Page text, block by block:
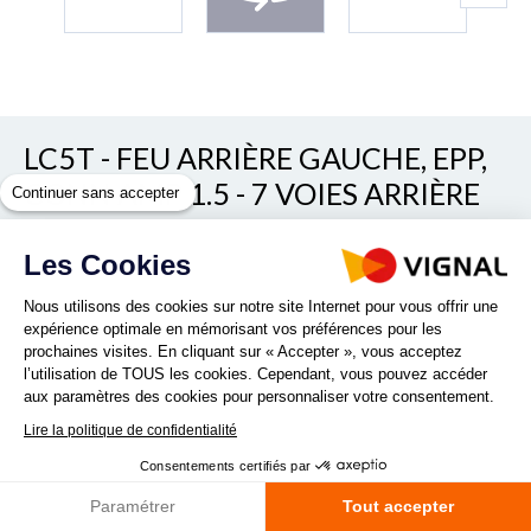
LC5T - FEU ARRIÈRE GAUCHE, EPP,
CONN AMP 1.5 - 7 VOIES ARRIÈRE
REF. 153020 Voir/cacher les autres références
Continuer sans accepter
Les Cookies
Nous utilisons des cookies sur notre site Internet pour vous offrir une
expérience optimale en mémorisant vos préférences pour les
prochaines visites. En cliquant sur « Accepter », vous acceptez
l’utilisation de TOUS les cookies. Cependant, vous pouvez accéder
aux paramètres des cookies pour personnaliser votre consentement.
Lire la politique de confidentialité
Consentements certifiés par
Paramétrer Tout accepter